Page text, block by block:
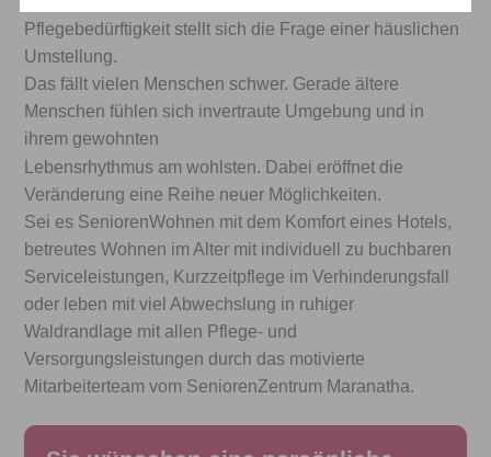
Pflegebedürftigkeit stellt sich die Frage einer häuslichen
Umstellung.
Das fällt vielen Menschen schwer. Gerade ältere
Menschen fühlen sich invertraute Umgebung und in
ihrem gewohnten
Lebensrhythmus am wohlsten. Dabei eröffnet die
Veränderung eine Reihe neuer Möglichkeiten.
Sei es SeniorenWohnen mit dem Komfort eines Hotels,
betreutes Wohnen im Alter mit individuell zu buchbaren
Serviceleistungen, Kurzzeitpflege im Verhinderungsfall
oder leben mit viel Abwechslung in ruhiger
Waldrandlage mit allen Pflege- und
Versorgungsleistungen durch das motivierte
Mitarbeiterteam vom SeniorenZentrum Maranatha.